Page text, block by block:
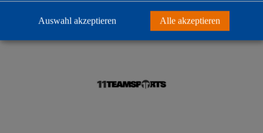
Auswahl akzeptieren Alle akzeptieren